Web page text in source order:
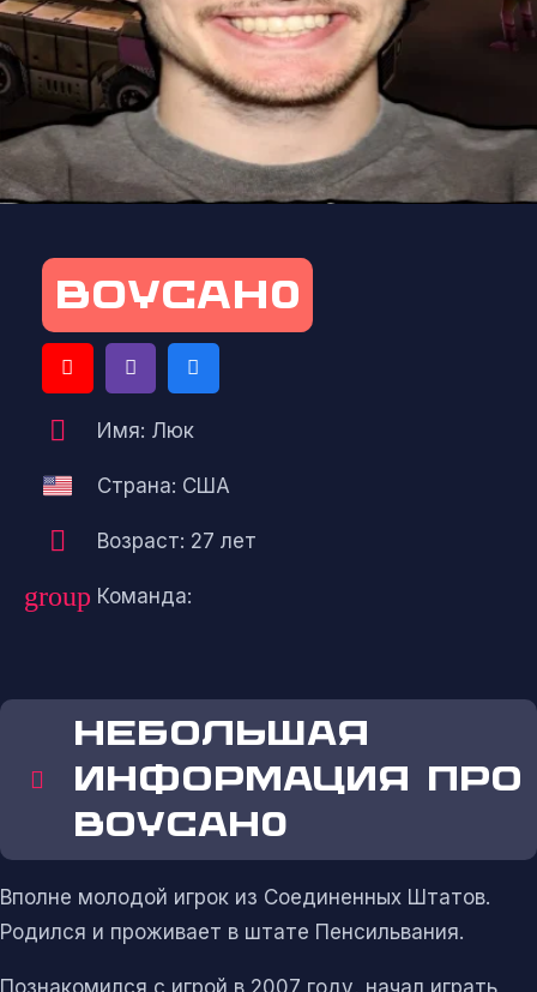
BOYCAH0
Имя: Люк
Страна: США
Возраст: 27 лет
group Команда:
НЕБОЛЬШАЯ
ИНФОРМАЦИЯ ПРО
BOYCAH0
Вполне молодой игрок из Соединенных Штатов.
Родился и проживает в штате Пенсильвания.
Познакомился с игрой в 2007 году, начал играть